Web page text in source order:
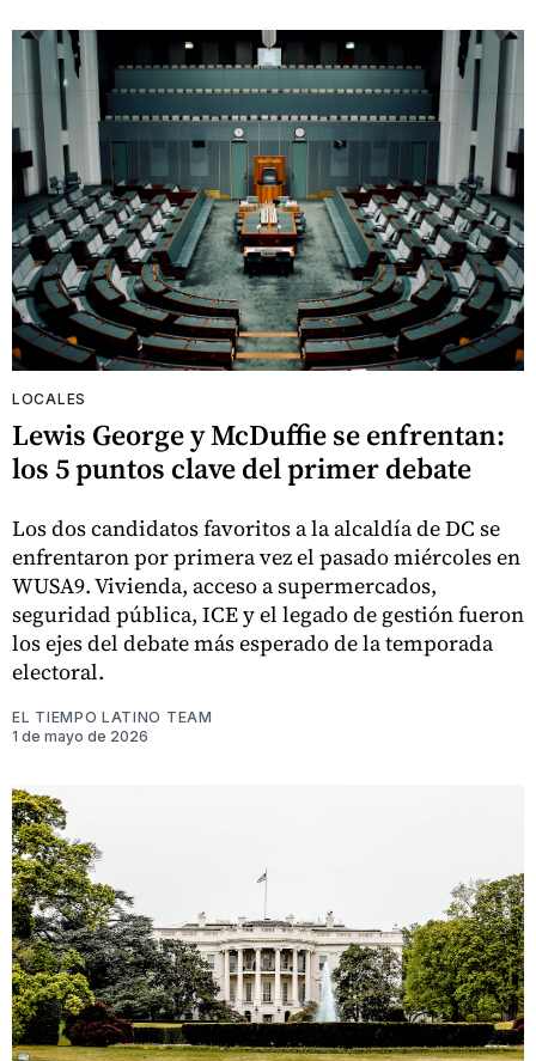
LOCALES
Lewis George y McDuffie se enfrentan:
los 5 puntos clave del primer debate
Los dos candidatos favoritos a la alcaldía de DC se
enfrentaron por primera vez el pasado miércoles en
WUSA9. Vivienda, acceso a supermercados,
seguridad pública, ICE y el legado de gestión fueron
los ejes del debate más esperado de la temporada
electoral.
EL TIEMPO LATINO TEAM
1 de mayo de 2026